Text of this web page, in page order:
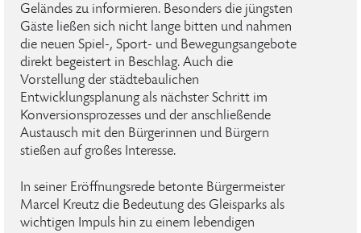
Geländes zu informieren. Besonders die jüngsten
Gäste ließen sich nicht lange bitten und nahmen
die neuen Spiel-, Sport- und Bewegungsangebote
direkt begeistert in Beschlag. Auch die
Vorstellung der städtebaulichen
Entwicklungsplanung als nächster Schritt im
Konversionsprozesses und der anschließende
Austausch mit den Bürgerinnen und Bürgern
stießen auf großes Interesse.
In seiner Eröffnungsrede betonte Bürgermeister
Marcel Kreutz die Bedeutung des Gleisparks als
wichtigen Impuls hin zu einem lebendigen